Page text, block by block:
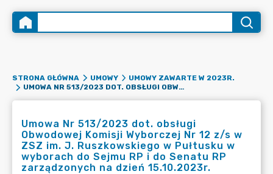
STRONA GŁÓWNA UMOWY
UMOWY ZAWARTE W 2023R.
UMOWA NR 513/2023 DOT. OBSŁUGI OBWODOWEJ KOMISJI WYBORCZEJ NR 12 Z/S W ZSZ IM. J. RUSZKOWSKIEGO W PUŁTUSKU W WYBORACH DO SEJMU RP I DO SENATU RP ZARZĄDZONYCH NA DZIEŃ 15.10.2023R.
Umowa Nr 513/2023 dot. obsługi
Obwodowej Komisji Wyborczej Nr 12 z/s w
ZSZ im. J. Ruszkowskiego w Pułtusku w
wyborach do Sejmu RP i do Senatu RP
zarządzonych na dzień 15.10.2023r.